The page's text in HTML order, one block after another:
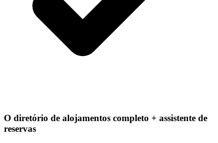
O diretório de alojamentos completo + assistente de
reservas